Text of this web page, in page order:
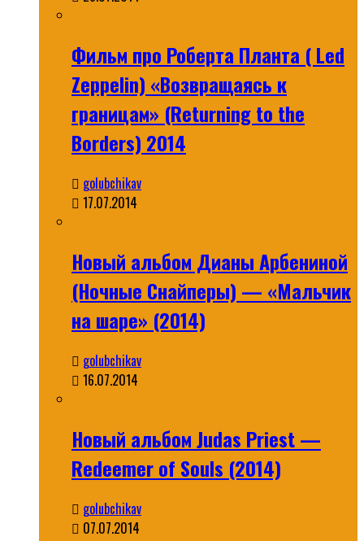
Фильм про Роберта Планта ( Led
Zeppelin) «Возвращаясь к
границам» (Returning to the
Borders) 2014
golubchikav
17.07.2014
Новый альбом Дианы Арбениной
(Ночные Снайперы) — «Мальчик
на шаре» (2014)
golubchikav
16.07.2014
Новый альбом Judas Priest —
Redeemer of Souls (2014)
golubchikav
07.07.2014